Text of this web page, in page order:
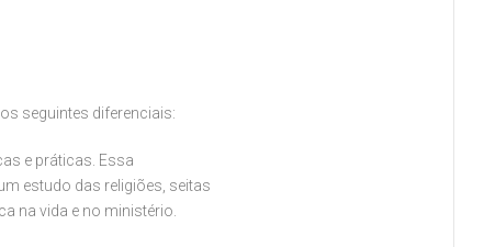
seguintes diferenciais:
e práticas. Essa
estudo das religiões, seitas
na vida e no ministério.